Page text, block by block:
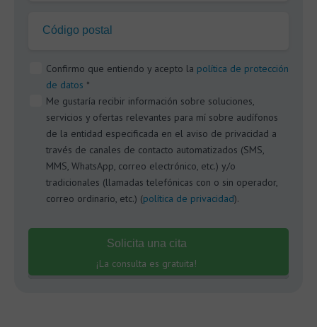
Código postal
Confirmo que entiendo y acepto la política de protección
de datos *
Me gustaría recibir información sobre soluciones,
servicios y ofertas relevantes para mí sobre audífonos
de la entidad especificada en el aviso de privacidad a
través de canales de contacto automatizados (SMS,
MMS, WhatsApp, correo electrónico, etc.) y/o
tradicionales (llamadas telefónicas con o sin operador,
correo ordinario, etc.) (política de privacidad).
Solicita una cita
¡La consulta es gratuita!